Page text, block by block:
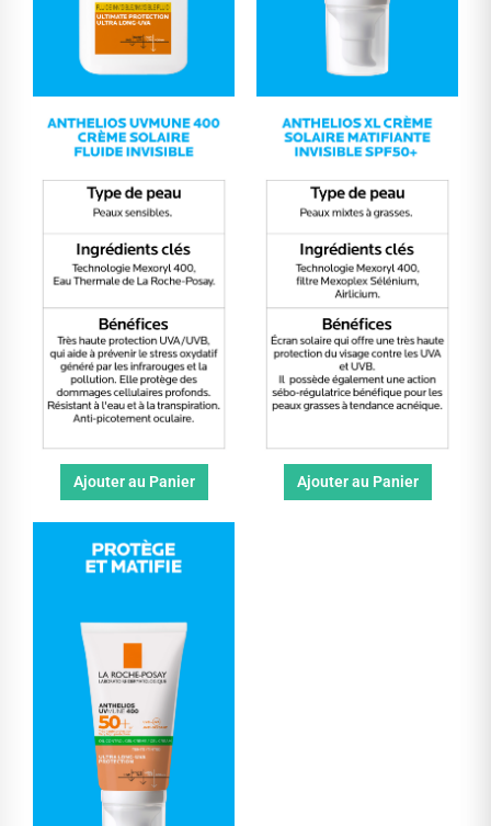
Ajouter au Panier Ajouter au Panier